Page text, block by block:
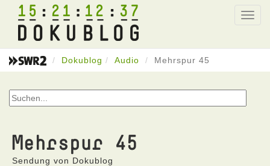
15 21 12 37
Dokublog Audio Mehrspur 45
Mehrspur 45
Sendung von Dokublog